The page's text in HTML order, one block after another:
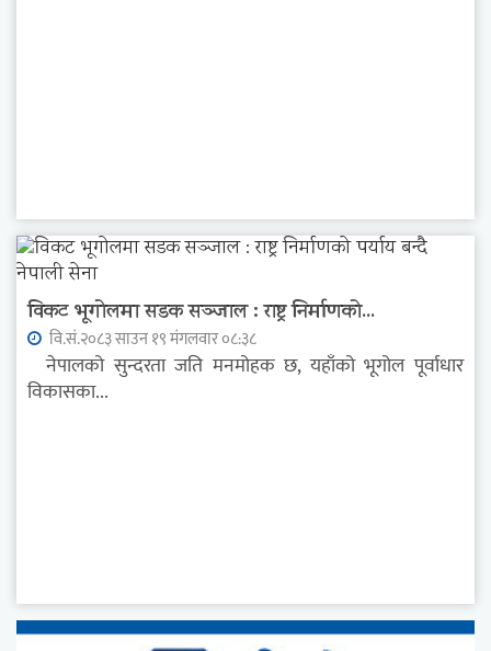
विकट भूगोलमा सडक सञ्जाल : राष्ट्र निर्माणको...
वि.सं.२०८३ साउन १९ मंगलवार ०८:३८
नेपालको सुन्दरता जति मनमोहक छ, यहाँको भूगोल पूर्वाधार
विकासका...